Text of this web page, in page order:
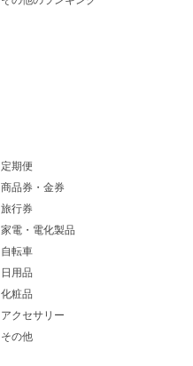
定期便
商品券・金券
旅行券
家電・電化製品
自転車
日用品
化粧品
アクセサリー
その他